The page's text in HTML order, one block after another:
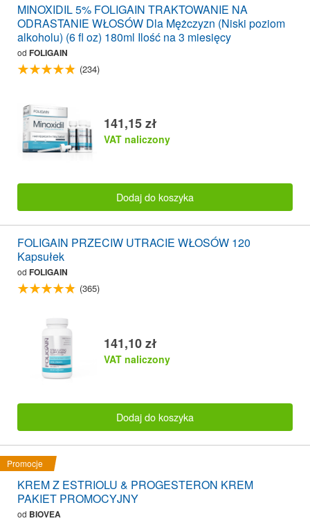
MINOXIDIL 5% FOLIGAIN TRAKTOWANIE NA
ODRASTANIE WŁOSÓW Dla Mężczyzn (Niski poziom
alkoholu) (6 fl oz) 180ml Ilość na 3 miesięcy
od FOLIGAIN
(234)
141,15 zł
VAT naliczony
Dodaj do koszyka
FOLIGAIN PRZECIW UTRACIE WŁOSÓW 120
Kapsułek
od FOLIGAIN
(365)
141,10 zł
VAT naliczony
Dodaj do koszyka
Promocje
KREM Z ESTRIOLU & PROGESTERON KREM
PAKIET PROMOCYJNY
od BIOVEA